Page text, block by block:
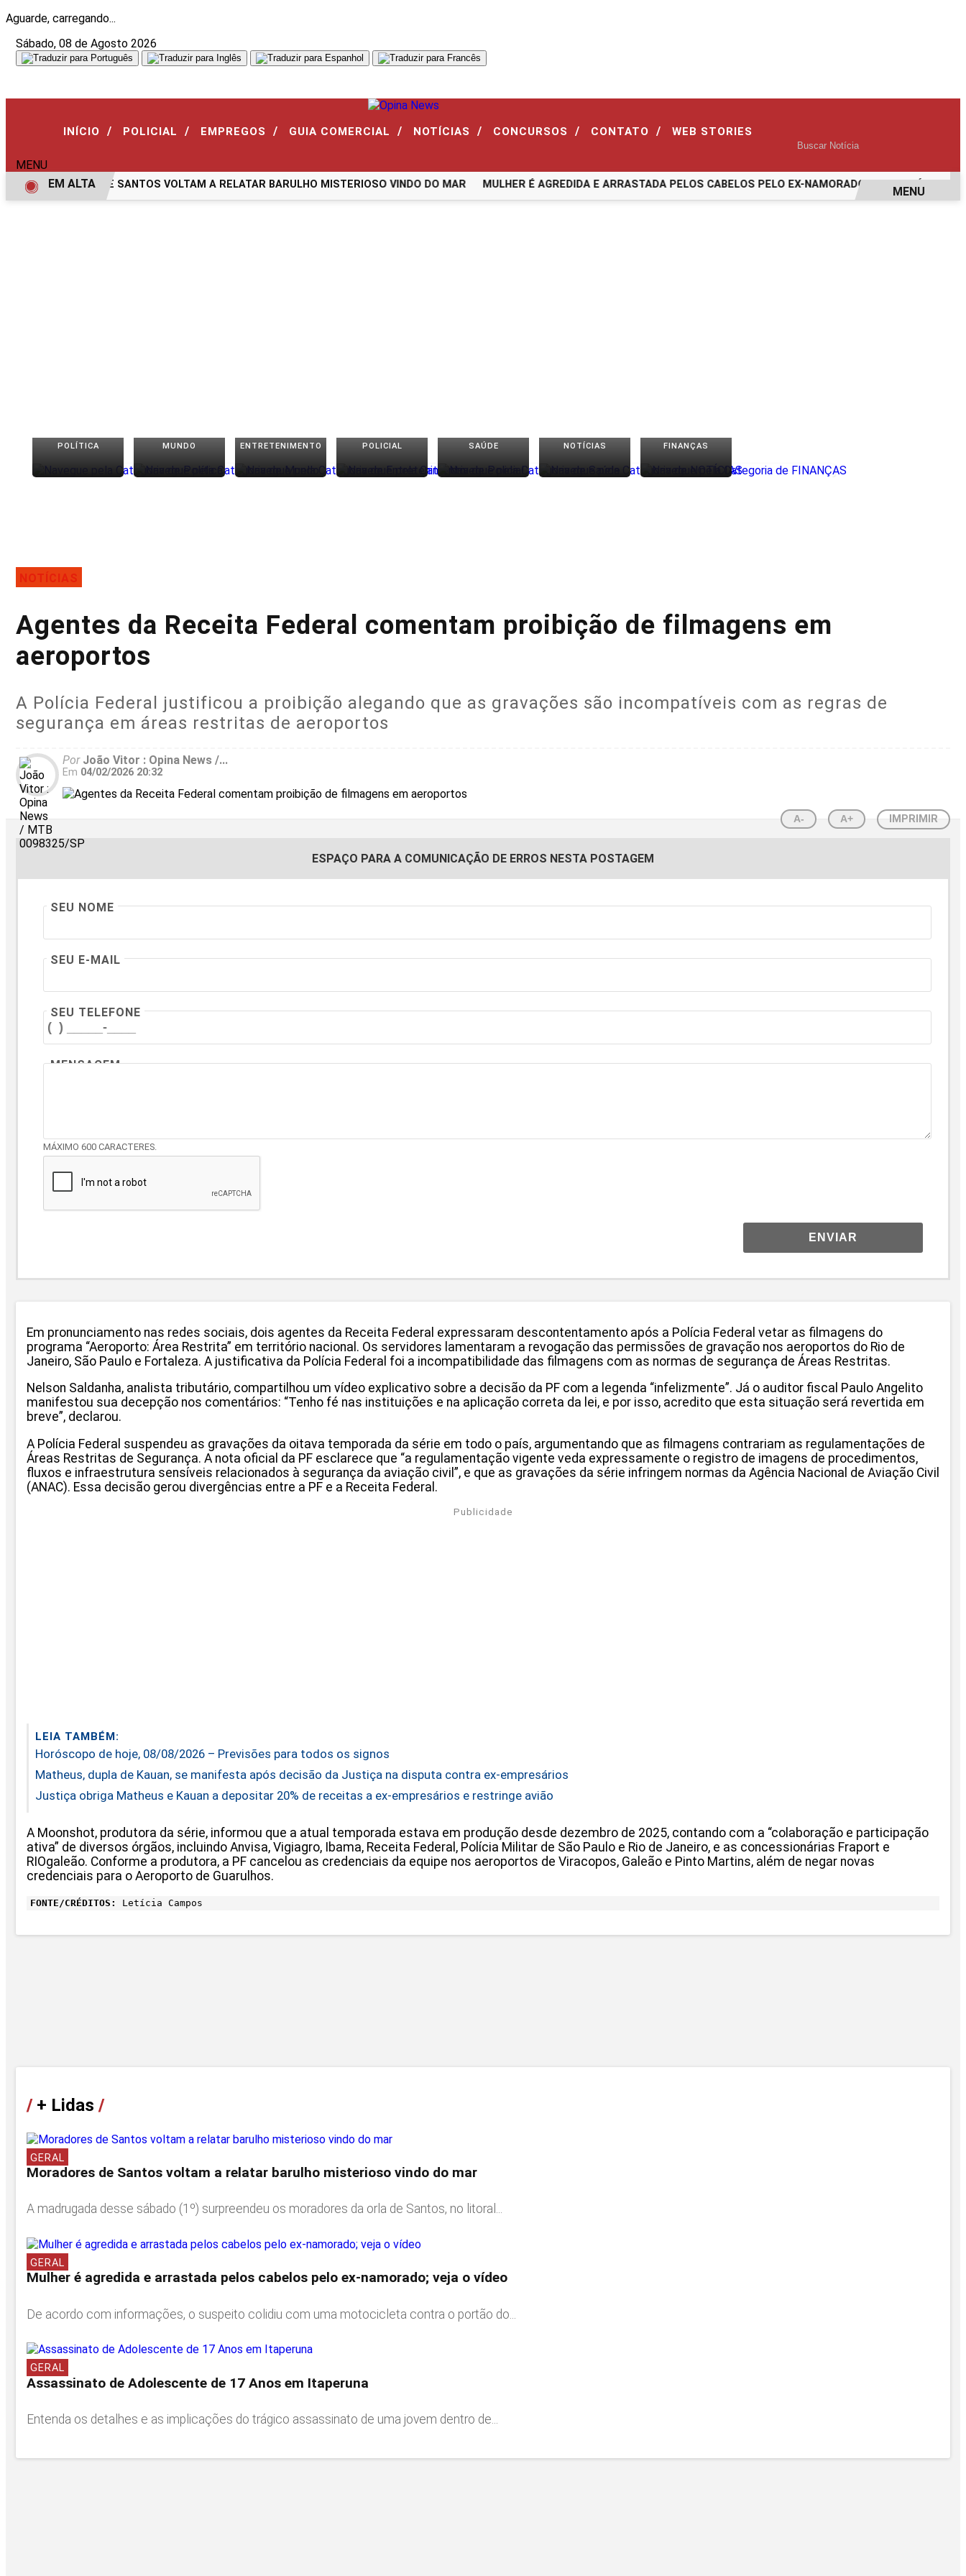
Aguarde, carregando...
Sábado, 08 de Agosto 2026
INÍCIO / POLICIAL / EMPREGOS / GUIA COMERCIAL / NOTÍCIAS / CONCURSOS / CONTATO / WEB STORIES
MENU
MORADORES DE SANTOS VOLTAM A RELATAR BARULHO MISTERIOSO VINDO DO MAR MULHER É AGREDIDA E ARRASTADA PELOS CABELOS PELO EX-NAMORADO; VEJA O VÍDEO
EM ALTA
MENU
POLÍTICA MUNDO ENTRETENIMENTO POLICIAL SAÚDE NOTÍCIAS FINANÇAS
NOTÍCIAS
Agentes da Receita Federal comentam proibição de filmagens em
aeroportos
A Polícia Federal justificou a proibição alegando que as gravações são incompatíveis com as regras de
segurança em áreas restritas de aeroportos
PorJoão Vitor : Opina News /...
Em 04/02/2026 20:32
A- A+ IMPRIMIR
ESPAÇO PARA A COMUNICAÇÃO DE ERROS NESTA POSTAGEM
SEU NOME
SEU E-MAIL
SEU TELEFONE
MENSAGEM
MÁXIMO 600 CARACTERES.
ENVIAR
Em pronunciamento nas redes sociais, dois agentes da Receita Federal expressaram descontentamento após a Polícia Federal vetar as filmagens do
programa “Aeroporto: Área Restrita” em território nacional. Os servidores lamentaram a revogação das permissões de gravação nos aeroportos do Rio de
Janeiro, São Paulo e Fortaleza. A justificativa da Polícia Federal foi a incompatibilidade das filmagens com as normas de segurança de Áreas Restritas.
Nelson Saldanha, analista tributário, compartilhou um vídeo explicativo sobre a decisão da PF com a legenda “infelizmente”. Já o auditor fiscal Paulo Angelito
manifestou sua decepção nos comentários: “Tenho fé nas instituições e na aplicação correta da lei, e por isso, acredito que esta situação será revertida em
breve”, declarou.
A Polícia Federal suspendeu as gravações da oitava temporada da série em todo o país, argumentando que as filmagens contrariam as regulamentações de
Áreas Restritas de Segurança. A nota oficial da PF esclarece que “a regulamentação vigente veda expressamente o registro de imagens de procedimentos,
fluxos e infraestrutura sensíveis relacionados à segurança da aviação civil”, e que as gravações da série infringem normas da Agência Nacional de Aviação Civil
(ANAC). Essa decisão gerou divergências entre a PF e a Receita Federal.
Publicidade
LEIA TAMBÉM:
Horóscopo de hoje, 08/08/2026 – Previsões para todos os signos
Matheus, dupla de Kauan, se manifesta após decisão da Justiça na disputa contra ex-empresários
Justiça obriga Matheus e Kauan a depositar 20% de receitas a ex-empresários e restringe avião
A Moonshot, produtora da série, informou que a atual temporada estava em produção desde dezembro de 2025, contando com a “colaboração e participação
ativa” de diversos órgãos, incluindo Anvisa, Vigiagro, Ibama, Receita Federal, Polícia Militar de São Paulo e Rio de Janeiro, e as concessionárias Fraport e
RIOgaleão. Conforme a produtora, a PF cancelou as credenciais da equipe nos aeroportos de Viracopos, Galeão e Pinto Martins, além de negar novas
credenciais para o Aeroporto de Guarulhos.
FONTE/CRÉDITOS: Letícia Campos
/+ Lidas /
GERAL
Moradores de Santos voltam a relatar barulho misterioso vindo do mar
A madrugada desse sábado (1º) surpreendeu os moradores da orla de Santos, no litoral...
GERAL
Mulher é agredida e arrastada pelos cabelos pelo ex-namorado; veja o vídeo
De acordo com informações, o suspeito colidiu com uma motocicleta contra o portão do...
GERAL
Assassinato de Adolescente de 17 Anos em Itaperuna
Entenda os detalhes e as implicações do trágico assassinato de uma jovem dentro de...